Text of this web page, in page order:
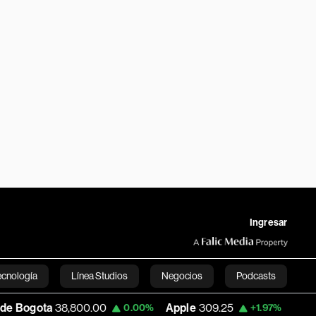
Ingresar
Línea Studios Negocios Podcasts
English0.00% Apple 309.25 +1.97% USD COP 3,195.99